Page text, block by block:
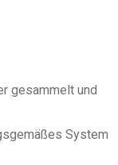
gesammelt und
System